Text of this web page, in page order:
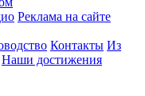
Реклама на сайте
Контакты Из
Наши достижения